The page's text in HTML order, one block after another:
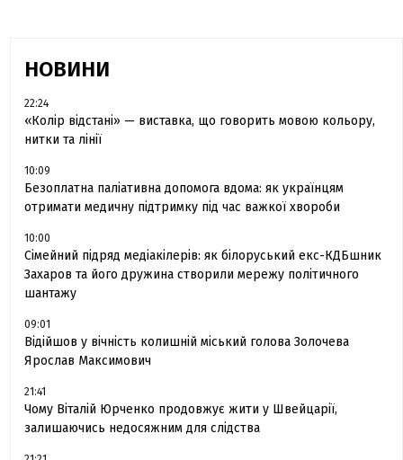
НОВИНИ
22:24
«Колір відстані» — виставка, що говорить мовою кольору,
нитки та лінії
10:09
Безоплатна паліативна допомога вдома: як українцям
отримати медичну підтримку під час важкої хвороби
10:00
Сімейний підряд медіакілерів: як білоруський екс-КДБшник
Захаров та його дружина створили мережу політичного
шантажу
09:01
Відійшов у вічність колишній міський голова Золочева
Ярослав Максимович
21:41
Чому Віталій Юрченко продовжує жити у Швейцарії,
залишаючись недосяжним для слідства